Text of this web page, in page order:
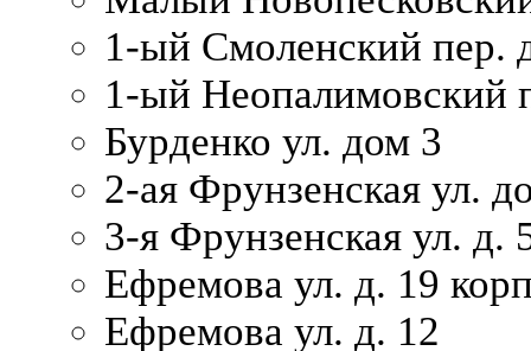
1-ый Смоленский пер.
1-ый Неопалимовский
Бурденко ул. дом 3
2-ая Фрунзенская ул.
3-я Фрунзенская ул. д.
Ефремова ул. д. 19
Ефремова ул. д. 12